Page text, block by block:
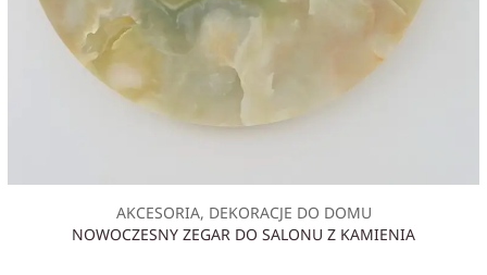
AKCESORIA, DEKORACJE DO DOMU
NOWOCZESNY ZEGAR DO SALONU Z KAMIENIA